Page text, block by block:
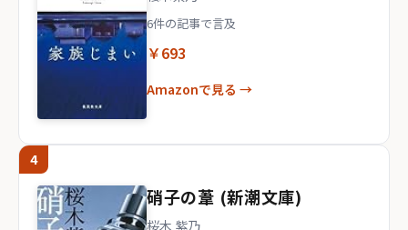
6件の記事で言及
￥693
Amazonで見る →
4
硝子の葦 (新潮文庫)
桜木 紫乃